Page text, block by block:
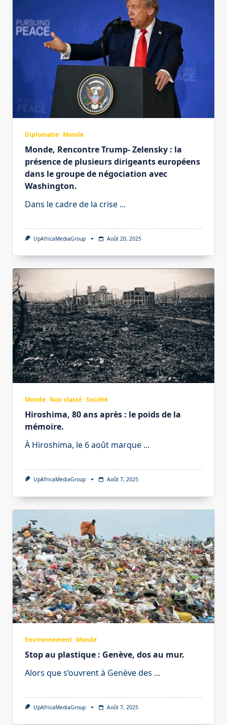
Diplomatie Monde
Monde, Rencontre Trump- Zelensky : la
présence de plusieurs dirigeants européens
dans le groupe de négociation avec
Washington.
Dans le cadre de la crise ...
UpAfricaMediaGroup Août 20, 2025
Monde Non classé Société
Hiroshima, 80 ans après : le poids de la
mémoire.
À Hiroshima, le 6 août marque ...
UpAfricaMediaGroup Août 7, 2025
Environnement Monde
Stop au plastique : Genève, dos au mur.
Alors que s’ouvrent à Genève des ...
UpAfricaMediaGroup Août 7, 2025